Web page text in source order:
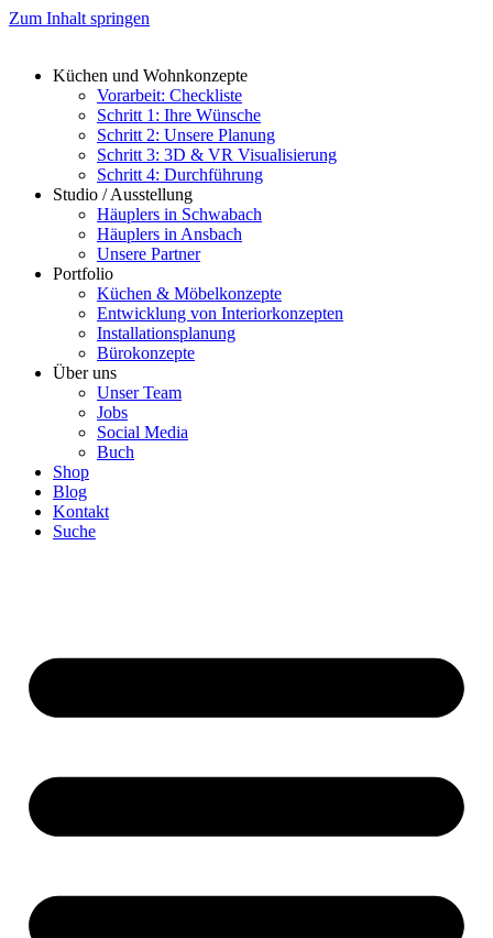
Zum Inhalt springen
Küchen und Wohnkonzepte
Vorarbeit: Checkliste
Schritt 1: Ihre Wünsche
Schritt 2: Unsere Planung
Schritt 3: 3D & VR Visualisierung
Schritt 4: Durchführung
Studio / Ausstellung
Häuplers in Schwabach
Häuplers in Ansbach
Unsere Partner
Portfolio
Küchen & Möbelkonzepte
Entwicklung von Interiorkonzepten
Installationsplanung
Bürokonzepte
Über uns
Unser Team
Jobs
Social Media
Buch
Shop
Blog
Kontakt
Suche